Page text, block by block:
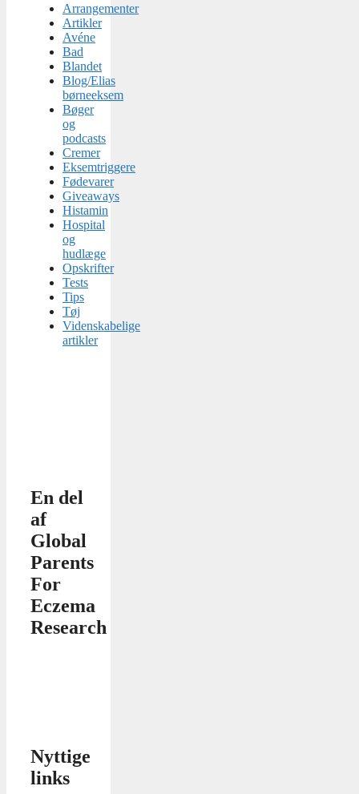
Arrangementer
Artikler
Avéne
Bad
Blandet
Blog/Elias
børneeksem
Bøger
og
podcasts
Cremer
Eksemtriggere
Fødevarer
Giveaways
Histamin
Hospital
og
hudlæge
Opskrifter
Tests
Tips
Tøj
Videnskabelige
artikler
En del
af
Global
Parents
For
Eczema
Research
Nyttige
links